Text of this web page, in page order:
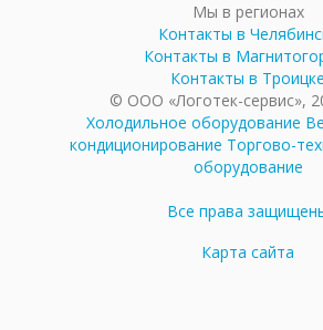
Мы в регионах
Контакты в
Контакты в
Контакты в Троицке
© ООО «Логотек-сервис»,
Холодильное оборудование
кондиционирование Торгово-
оборудование
Все права
Карта сайта